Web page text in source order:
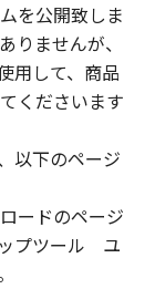
を公開致しま
りませんが、
用して、商品
くださいます
以下のページ
ードのページ
プツール ユ